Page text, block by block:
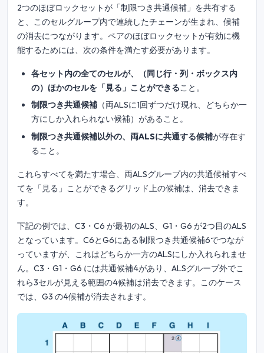
2つのほぼロックセットが「制限つき共通候補」を共有する
と、このセルグループ内で連続したチェーンが生まれ、候補
の消去につながります。ペアのほぼロックセットが有効に機
能するためには、次の条件を満たす必要があります。
各セット内の全てのセルが、（同じ行・列・ボックス内
の）ほかのセルを「見る」ことができること。
制限つき共通候補 （両ALSに1回ずつだけ現れ、どちらか一
方にしか入れられない候補）があること。
制限つき共通候補以外の、両ALSに共通する候補が存在す
ること。
これらすべてを満たす場合、両ALSグループ内の共通候補すべ
てを「見る」ことができるグリッド上の候補は、消去できま
す。
下記の例では、C3・C6 が最初のALS、G1・G6 が2つ目のALS
となっています。C6とG6にある制限つき共通候補6でつなが
っていますが、これはどちらか一方のALSにしか入れられませ
ん。C3・G1・G6 には共通候補4があり、ALSグループ外でこ
れら3セルが見える範囲の4候補は消去できます。このケース
では、G3 の4候補が消去されます。